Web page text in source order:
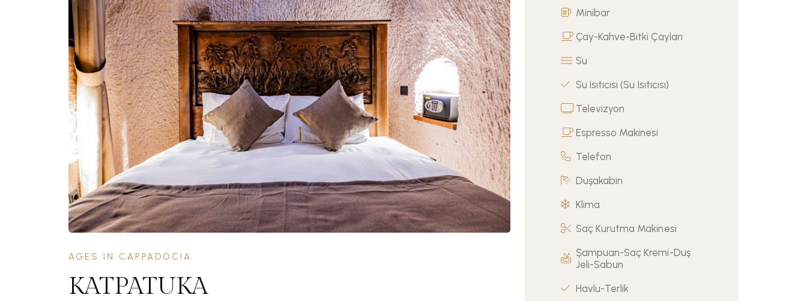
AGES IN CAPPADOCIA
KATPATUKA
Minibar
Çay-Kahve-Bitki Çayları
Su
Su Isıtıcısı (Su Isıtıcısı)
Televizyon
Espresso Makinesi
Telefon
Duşakabin
Klima
Saç Kurutma Makinesi
Şampuan-Saç Kremi-Duş
Jeli-Sabun
Havlu-Terlik